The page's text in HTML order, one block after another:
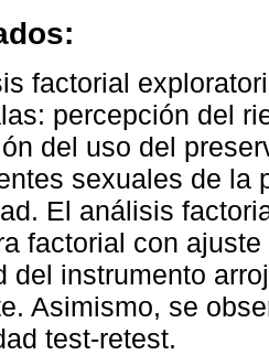
factorial
percepción del
del uso del
sexuales de la
El análisis
factorial con
del instrumento
Asimismo, se
test-retest.